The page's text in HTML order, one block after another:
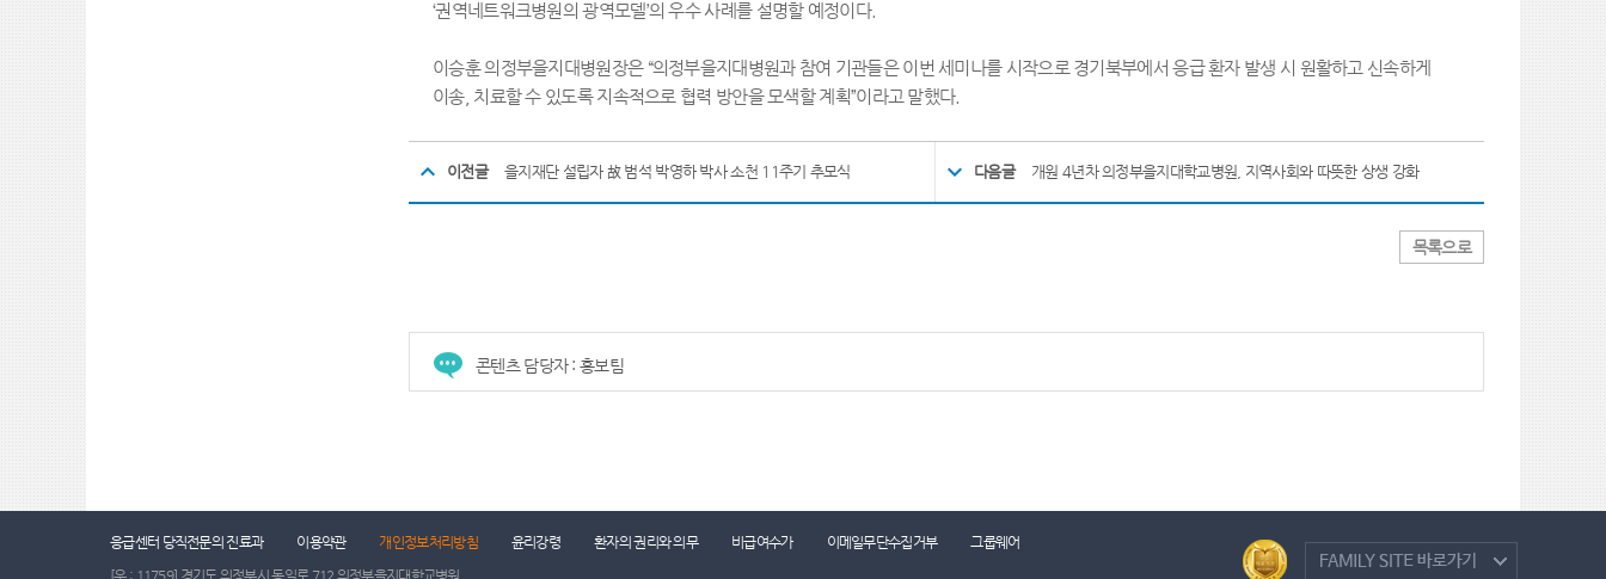
‘권역네트워크병원의 광역모델’의 우수 사례를 설명할 예정이다.
이승훈 의정부을지대병원장은 “의정부을지대병원과 참여 기관들은 이번 세미나를 시작으로 경기북부에서 응급 환자 발생 시 원활하고 신속하게
이송, 치료할 수 있도록 지속적으로 협력 방안을 모색할 계획”이라고 말했다.
이전글 을지재단 설립자 故 범석 박영하 박사 소천 11주기 추모식 다음글 개원 4년차 의정부을지대학교병원, 지역사회와 따뜻한 상생 강화
목록으로
콘텐츠 담당자 : 홍보팀
응급센터 당직전문의 진료과 이용약관 개인정보처리방침 윤리강령 환자의 권리와 의무 비급여수가 이메일무단수집거부
그룹웨어
[우 : 11759] 경기도 의정부시 동일로 712 의정부을지대학교병원.